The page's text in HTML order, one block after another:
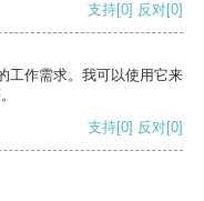
支持[0] 反对[0]
工作需求。我可以使用它来
支持[0] 反对[0]